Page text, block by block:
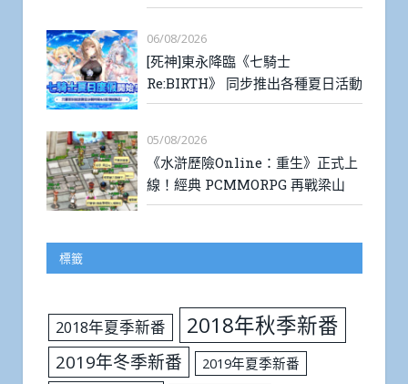
06/08/2026
[死神]東永降臨《七騎士
Re:BIRTH》 同步推出各種夏日活動
05/08/2026
《水滸歷險Online：重生》正式上
線！經典 PCMMORPG 再戰梁山
標籤
2018年夏季新番 2018年秋季新番
2019年冬季新番
2019年夏季新番